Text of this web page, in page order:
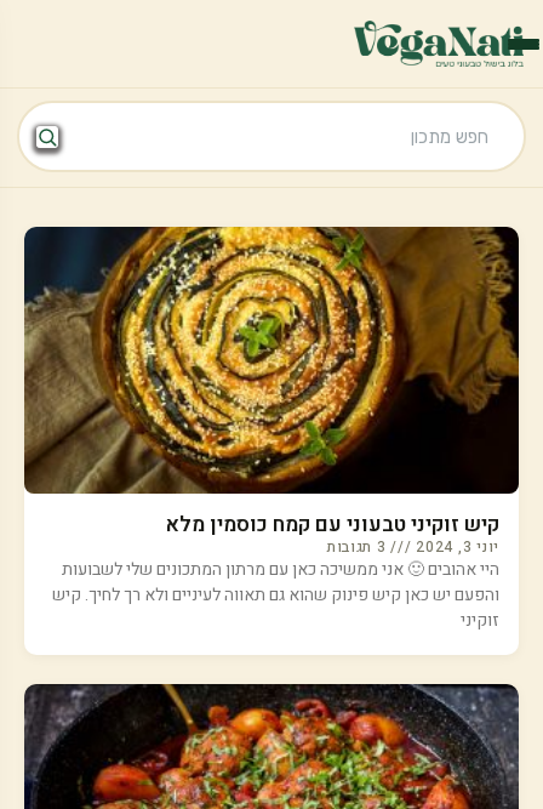
קיש זוקיני טבעוני עם קמח כוסמין מלא
יוני 3, 2024 3 תגובות
היי אהובים 🙂 אני ממשיכה כאן עם מרתון המתכונים שלי לשבועות
והפעם יש כאן קיש פינוק שהוא גם תאווה לעיניים ולא רך לחיך. קיש
זוקיני